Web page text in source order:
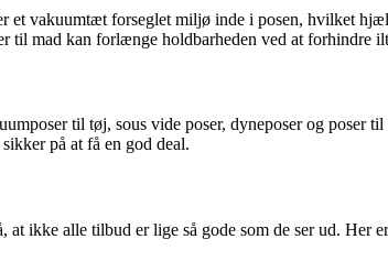
et vakuumtæt forseglet miljø inde i posen, hvilket
til mad kan forlænge holdbarheden ved at forhindre
til tøj, sous vide poser, dyneposer og poser
på at få en god deal.
ikke alle tilbud er lige så gode som de ser ud. Her